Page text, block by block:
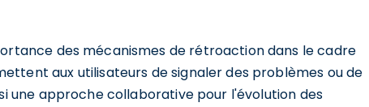
des mécanismes de rétroaction dans le cadre
aux utilisateurs de signaler des problèmes ou de
une approche collaborative pour l'évolution des